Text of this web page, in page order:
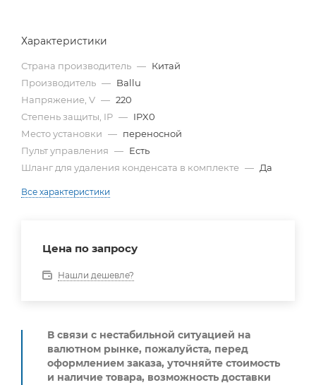
Характеристики
Страна производитель — Китай
Производитель — Ballu
Напряжение, V — 220
Степень защиты, IP — IPX0
Место установки — переносной
Пульт управления — Есть
Шланг для удаления конденсата в комплекте — Да
Все характеристики
Цена по запросу
Нашли дешевле?
В связи с нестабильной ситуацией на
валютном рынке, пожалуйста, перед
оформлением заказа, уточняйте стоимость
и наличие товара, возможность доставки